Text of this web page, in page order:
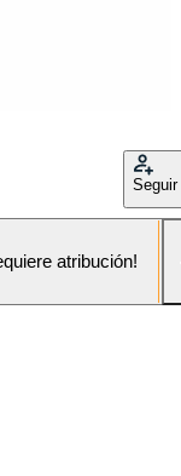
Seguir
atribución!